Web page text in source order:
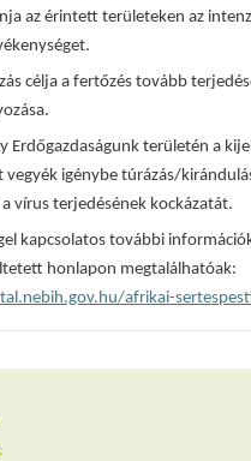
az érintett területeken az
célja a fertőzés tovább
Erdőgazdaságunk területén a
vegyék igénybe túrázás/
vírus terjedésének kockázatát.
kapcsolatos további
honlapon megtalálhatóak:
afrikai-